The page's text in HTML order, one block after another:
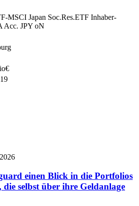
MSCI Japan Soc.Res.ETF Inhaber-
Acc. JPY oN
€
einen Blick in die Portfolios
selbst über ihre Geldanlage